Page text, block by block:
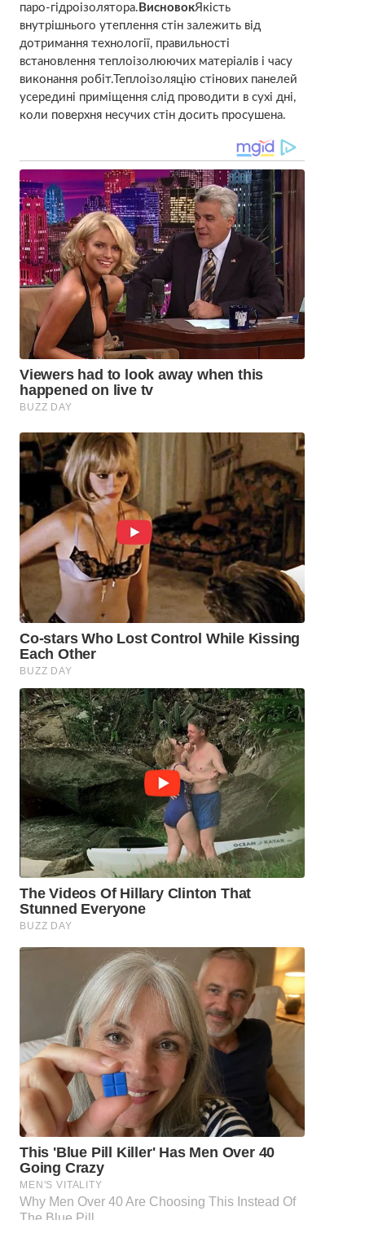
паро-гідроізолятора. ВисновокЯкість
внутрішнього утеплення стін залежить від
дотримання технології, правильності
встановлення теплоізолюючих матеріалів і часу
виконання робіт.Теплоізоляцію стінових панелей
усередині приміщення слід проводити в сухі дні,
коли поверхня несучих стін досить просушена.